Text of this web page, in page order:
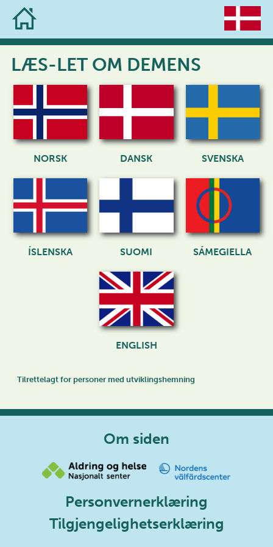
content
LÆS-LET OM DEMENS​
NORSK DANSK SVENSKA
ÍSLENSKA SUOMI SÁMEGIELLA
ENGLISH
Tilrettelagt for personer med utviklingshemning
Om siden
Personvernerklæring
Tilgjengelighetserklæring